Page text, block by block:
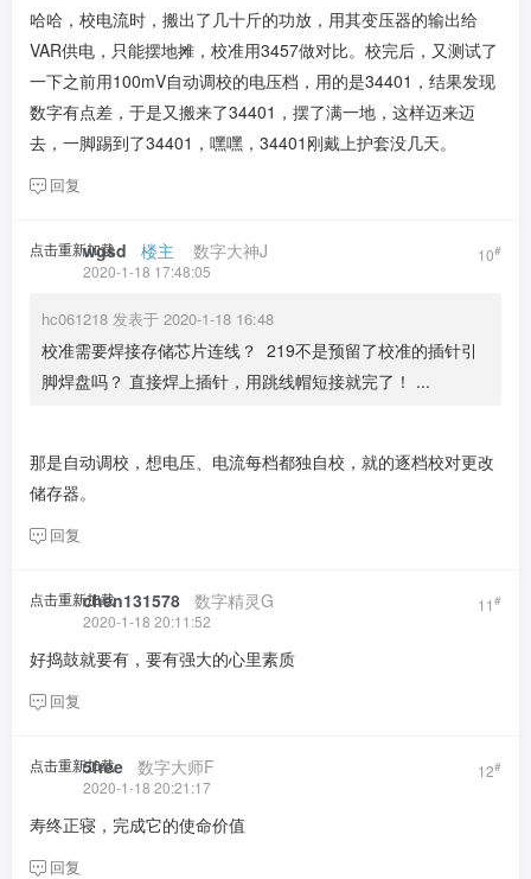
哈哈，校电流时，搬出了几十斤的功放，用其变压器的输出给
VAR供电，只能摆地摊，校准用3457做对比。校完后，又测试了
一下之前用100mV自动调校的电压档，用的是34401，结果发现
数字有点差，于是又搬来了34401，摆了满一地，这样迈来迈
去，一脚踢到了34401，嘿嘿，34401刚戴上护套没几天。
回复
点击重新加载 10#
wgsd 楼主 数字大神J
2020-1-18 17:48:05
hc061218 发表于 2020-1-18 16:48
校准需要焊接存储芯片连线？ 219不是预留了校准的插针引
脚焊盘吗？ 直接焊上插针，用跳线帽短接就完了！ ...
那是自动调校，想电压、电流每档都独自校，就的逐档校对更改
储存器。
回复
点击重新加载 11 #
chen131578 数字精灵G
2020-1-18 20:11:52
好捣鼓就要有，要有强大的心里素质
回复
点击重新加载 12#
5free 数字大师F
2020-1-18 20:21:17
寿终正寝，完成它的使命价值
回复